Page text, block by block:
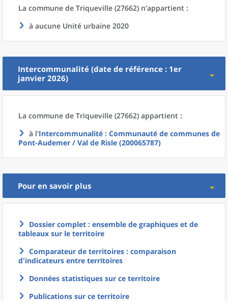
La commune de Triqueville (27662) n’appartient :
à aucune Unité urbaine 2020
Intercommunalité (date de référence : 1er
janvier 2026)
La commune de Triqueville (27662) appartient :
à l'Intercommunalité : Communauté de communes de
Pont-Audemer / Val de Risle (200065787)
Pour en savoir plus
Dossier complet : ensemble de graphiques et de
tableaux sur le territoire
Comparateur de territoires : comparaison
d'indicateurs entre territoires
Données statistiques sur ce territoire
Publications sur ce territoire